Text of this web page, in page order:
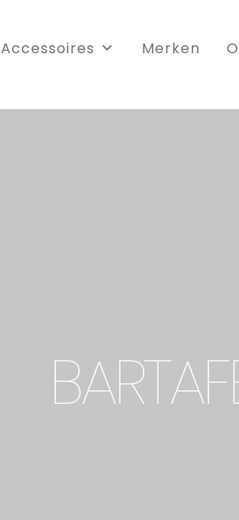
Accessoires Merken